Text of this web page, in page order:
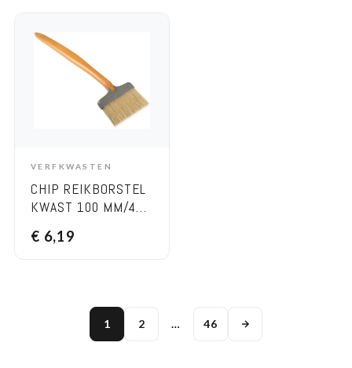
ADD TO CART
VERFKWASTEN
CHIP REIKBORSTEL
KWAST 100 MM/4
€ 6,19
1 2 … 46